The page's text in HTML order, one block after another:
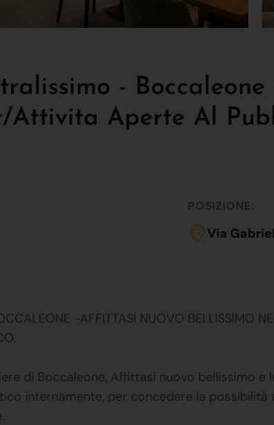
-
attivita Aperte Al
POSIZIONE:
Via
-AFFITTASI NUOVO BELLISSIMO
di Boccaleone, Affittasi nuovo bellissimo e
internamente, per concedere la possibilità